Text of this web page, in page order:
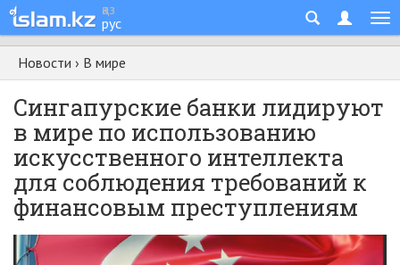
қаз
рус
Новости › В мире
Сингапурские банки лидируют
в мире по использованию
искусственного интеллекта
для соблюдения требований к
финансовым преступлениям